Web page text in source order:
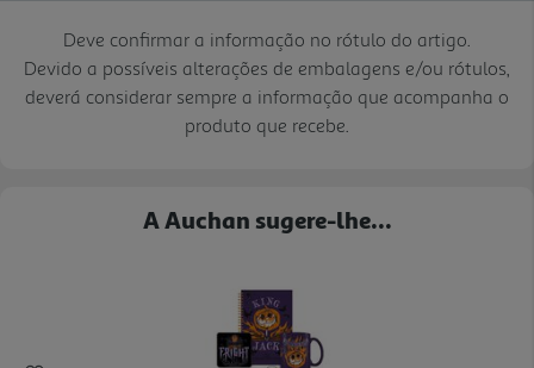
Deve confirmar a informação no rótulo do artigo.
Devido a possíveis alterações de embalagens e/ou rótulos,
deverá considerar sempre a informação que acompanha o
produto que recebe.
A Auchan sugere-lhe...